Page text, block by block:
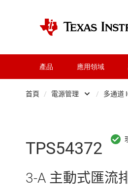
產品 應用領域
首頁 / 電源管理
交換器與
射頻
/ 多通道
TPS54372
3-A 主動式匯流